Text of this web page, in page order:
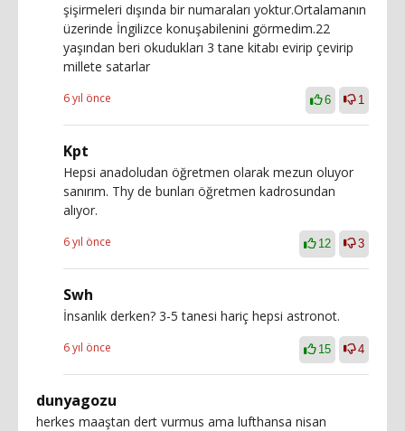
şişirmeleri dışında bir numaraları yoktur.Ortalamanın
üzerinde İngilizce konuşabilenini görmedim.22
yaşından beri okudukları 3 tane kitabı evirip çevirip
millete satarlar
6 yıl önce 6 1
Kpt
Hepsi anadoludan öğretmen olarak mezun oluyor
sanırım. Thy de bunları öğretmen kadrosundan
alıyor.
6 yıl önce 12 3
Swh
İnsanlık derken? 3-5 tanesi hariç hepsi astronot.
6 yıl önce 15 4
dunyagozu
herkes maaştan dert vurmus ama lufthansa nisan